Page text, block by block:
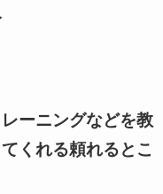
ーニングなどを教
くれる頼れるとこ